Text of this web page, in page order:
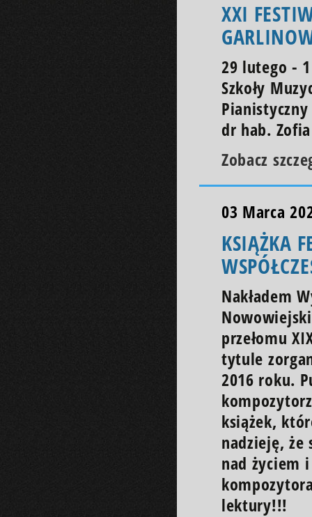
XXI
29 lutego -
Szkoły
dr hab.
Zobacz
03 Marca
KSIĄŻKA
Nakładem
przełomu
tytule
2016 roku.
książek,
nadzieję,
nad życiem
lektury!!!